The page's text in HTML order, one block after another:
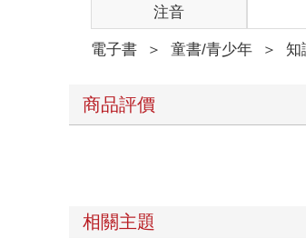
注音
電子書 ＞ 童書/青少年 ＞ 知
商品評價
相關主題